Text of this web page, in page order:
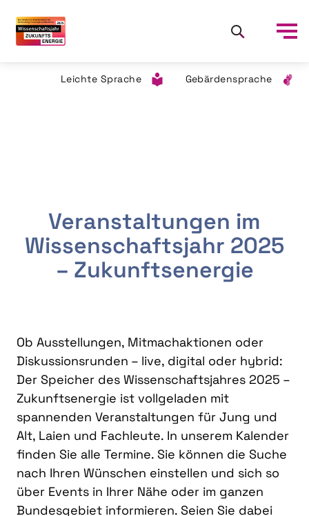
Leichte Sprache Gebärdensprache
Veranstaltungen im
Wissenschaftsjahr 2025
– Zukunftsenergie
Ob Ausstellungen, Mitmachaktionen oder
Diskussionsrunden – live, digital oder hybrid:
Der Speicher des Wissenschaftsjahres 2025 –
Zukunftsenergie ist vollgeladen mit
spannenden Veranstaltungen für Jung und
Alt, Laien und Fachleute. In unserem Kalender
finden Sie alle Termine. Sie können die Suche
nach Ihren Wünschen einstellen und sich so
über Events in Ihrer Nähe oder im ganzen
Bundesgebiet informieren. Seien Sie dabei